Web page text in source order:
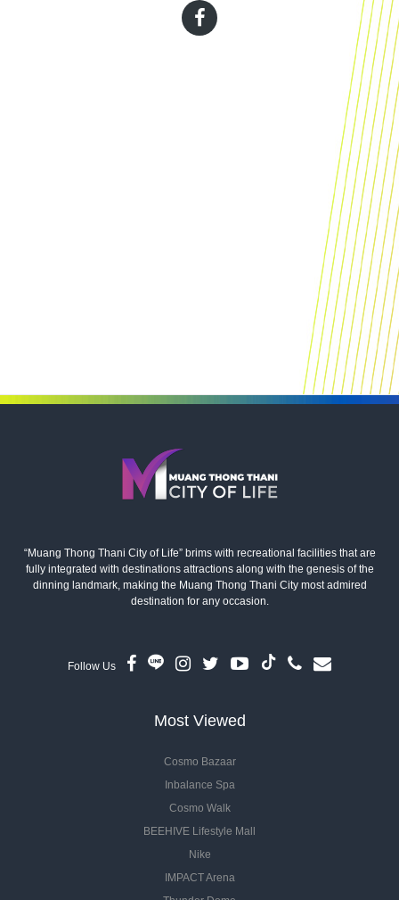
“Muang Thong Thani City of Life” brims with recreational facilities that are
fully integrated with destinations attractions along with the genesis of the
dinning landmark, making the Muang Thong Thani City most admired
destination for any occasion.
Follow Us
Most Viewed
Cosmo Bazaar
Inbalance Spa
Cosmo Walk
BEEHIVE Lifestyle Mall
Nike
IMPACT Arena